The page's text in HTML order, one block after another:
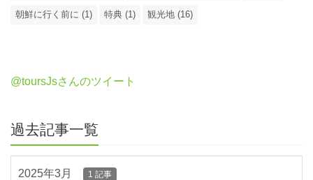
朝鮮に行く前に (1) 特典 (1) 観光地 (16)
@toursJsさんのツイート
過去記事一覧
2025年3月 1 記事